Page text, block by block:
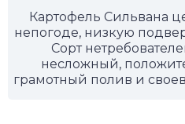
Картофель Сильвана
непогоде, низкую
Сорт
несложный,
грамотный полив и